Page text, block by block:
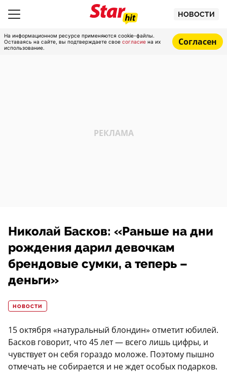
НОВОСТИ
На информационном ресурсе применяются cookie-файлы.
Оставаясь на сайте, вы подтверждаете свое согласие на их
использование.
Согласен
Николай Басков: «Раньше на дни
рождения дарил девочкам
брендовые сумки, а теперь –
деньги»
НОВОСТИ
15 октября «натуральный блондин» отметит юбилей.
Басков говорит, что 45 лет — всего лишь цифры, и
чувствует он себя гораздо моложе. Поэтому пышно
отмечать не собирается и не ждет особых подарков.